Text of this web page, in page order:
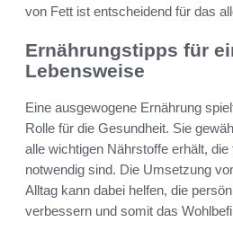
von Fett ist entscheidend für das
Ernährungstipps für
Lebensweise
Eine ausgewogene Ernährung
Rolle für die Gesundheit. Sie
alle wichtigen Nährstoffe erhält,
notwendig sind. Die Umsetzung
Alltag kann dabei helfen, die
verbessern und somit das